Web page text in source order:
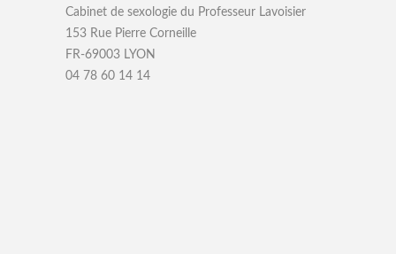
Cabinet de sexologie du Professeur Lavoisier
153 Rue Pierre Corneille
FR-69003 LYON
04 78 60 14 14